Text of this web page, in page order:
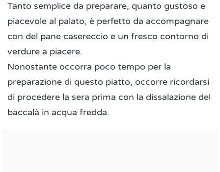
Tanto semplice da preparare, quanto gustoso e
piacevole al palato, è perfetto da accompagnare
con del pane casereccio e un fresco contorno di
verdure a piacere.
Nonostante occorra poco tempo per la
preparazione di questo piatto, occorre ricordarsi
di procedere la sera prima con la dissalazione del
baccalà in acqua fredda.